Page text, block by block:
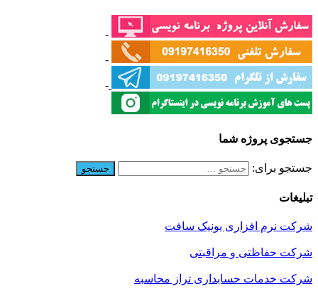
-
-
-
جستجوی پروژه شما
جستجو برای:
تبلیغات
شرکت نرم افزاری یونیک سافت
شرکت حفاظتی و مراقبتی
شرکت خدمات حسابداری تراز محاسبه